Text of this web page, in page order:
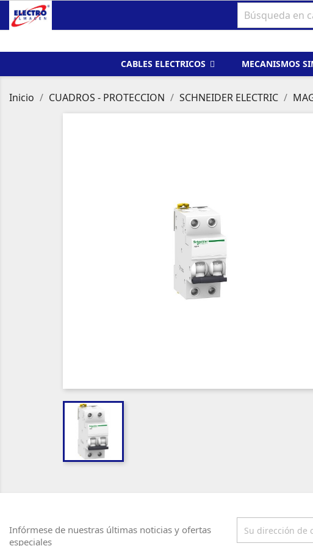
CABLES ELECTRICOS MECANISMOS
Inicio CUADROS - PROTECCION SCHNEIDER ELECTRIC
Infórmese de nuestras últimas noticias y ofertas
especiales